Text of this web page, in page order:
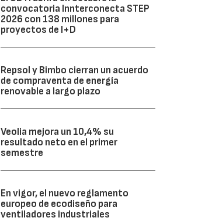
convocatoria Innterconecta STEP
2026 con 138 millones para
proyectos de I+D
Repsol y Bimbo cierran un acuerdo
de compraventa de energía
renovable a largo plazo
Veolia mejora un 10,4% su
resultado neto en el primer
semestre
En vigor, el nuevo reglamento
europeo de ecodiseño para
ventiladores industriales